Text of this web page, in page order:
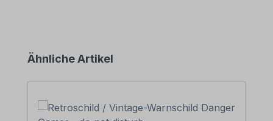
Produktgalerie überspringen
Ähnliche Artikel